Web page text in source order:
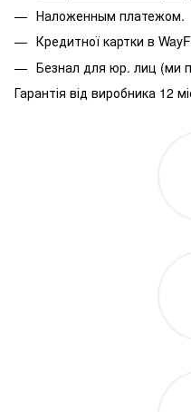
Наложенным платежом.
Кредитної картки в
Безнал для юр. лиц (ми
Гарантія від виробника 12